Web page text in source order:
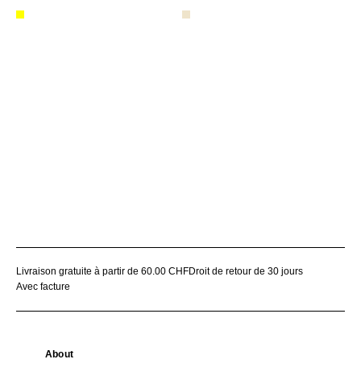
Livraison gratuite à partir de 60.00 CHFDroit de retour de 30 jours
Avec facture
About